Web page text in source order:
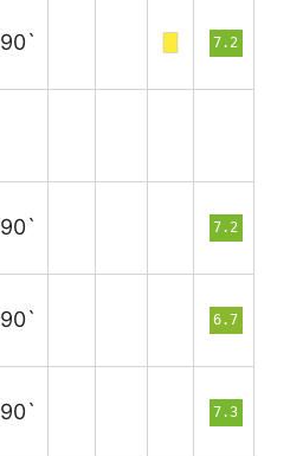
90` 7.2
90` 7.2
90` 6.7
90` 7.3